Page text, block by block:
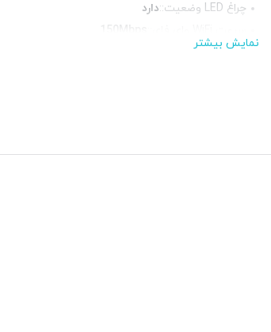
چراغ LED وضعیت::
دارد
150Mbps
فرکانس::
نمایش بیشتر